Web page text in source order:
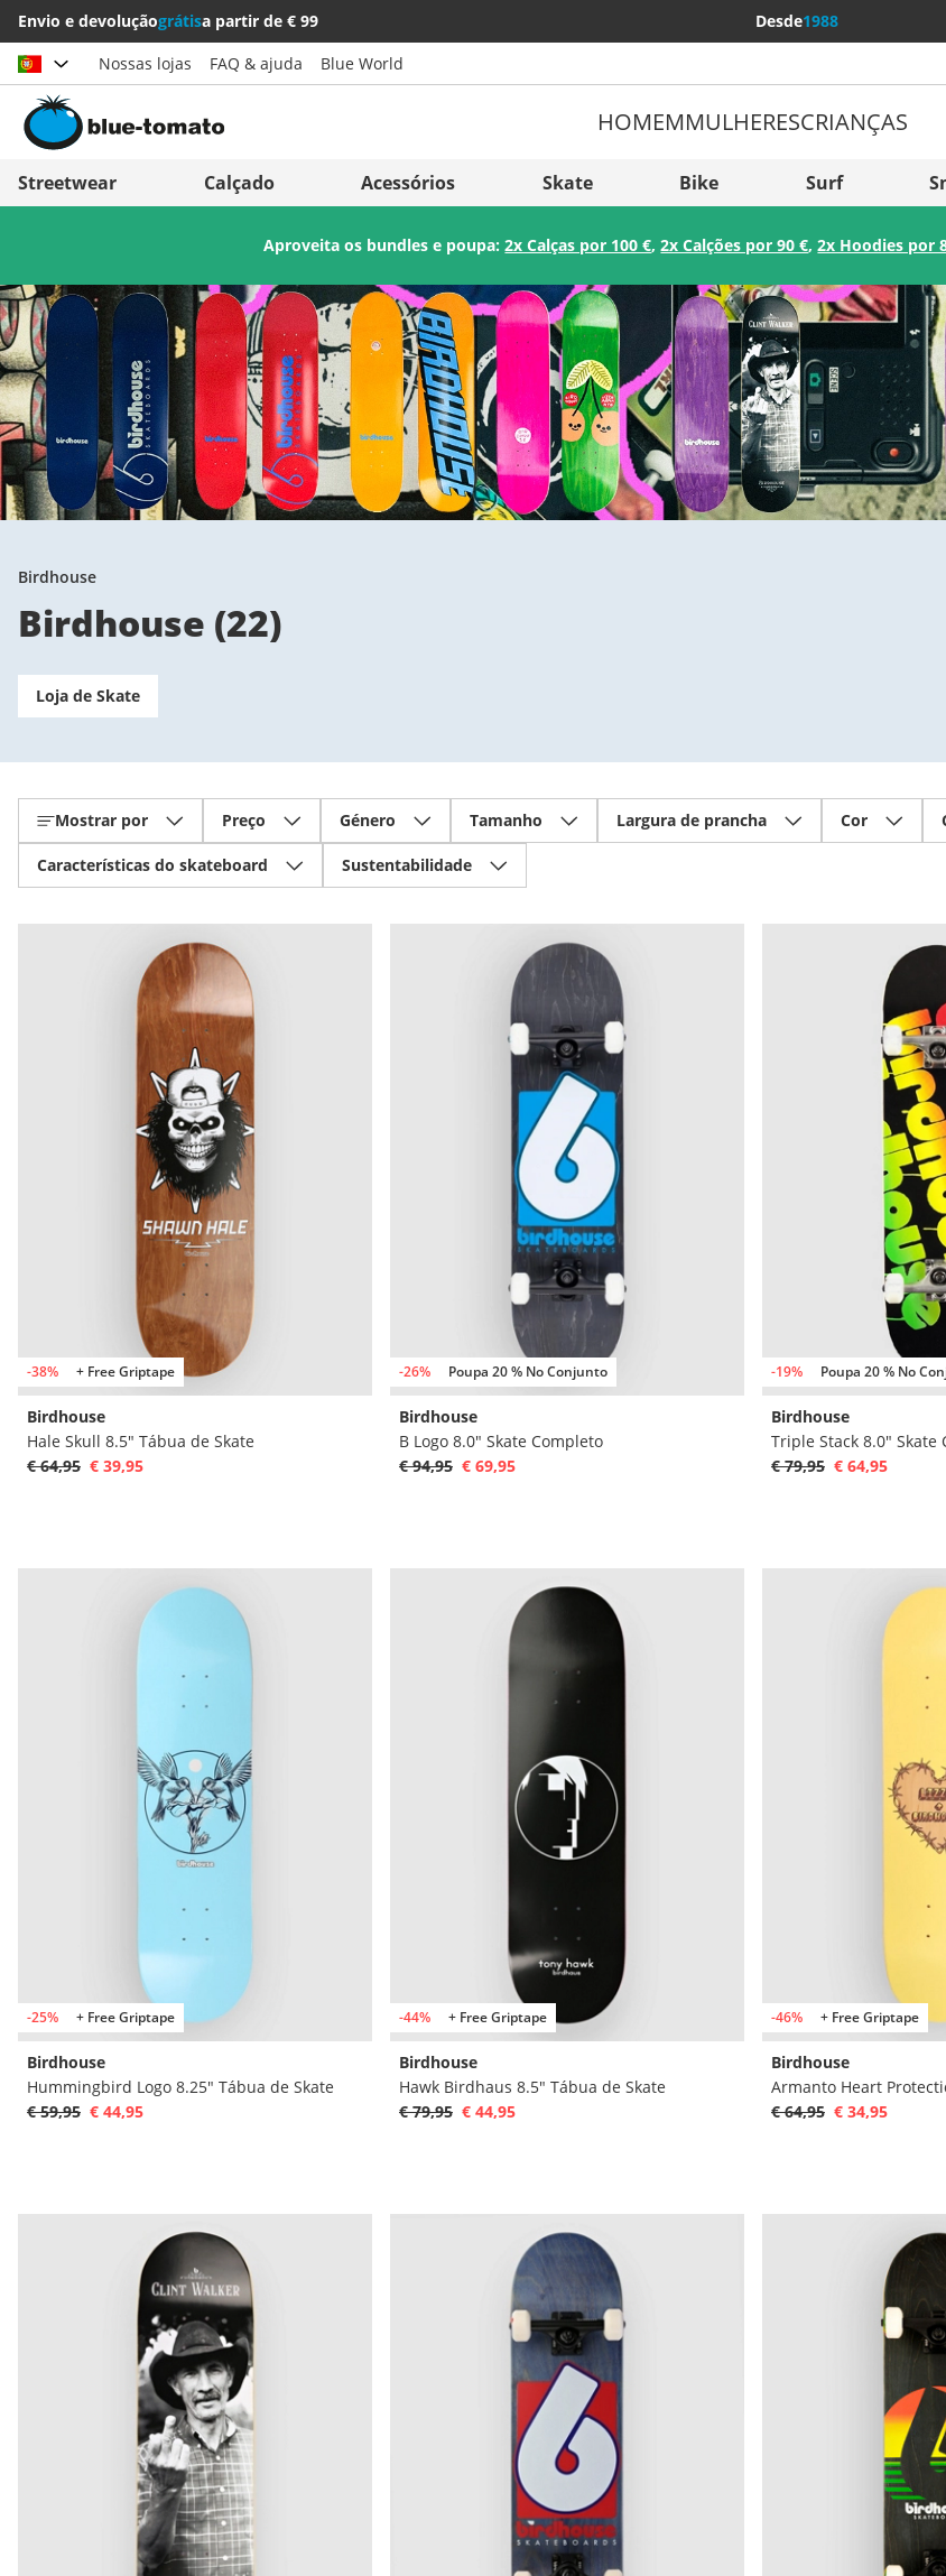
Envio e devoluçãográtisa partir de € 99 Desde1988
Escolher país
Österreich
Suisse (Français)
Svizzera (Italiano)
Italia (Italiano)
Italien (Deutsch)
España
Suomi
United Kingdom
Slovenija
België (Nederlands)
Belgique (Français)
Danmark
Norge
Nossas lojas FAQ & ajuda Blue World
HOMEMMULHERESCRIANÇAS
Streetwear Calçado Acessórios Skate Bike Surf
Aproveita os bundles e poupa:2x Calças por 100 €,2x Calções por 90 €,2x Hoodies por
Birdhouse
Birdhouse (22)
Loja de Skate
Mostrar por Preço Género Tamanho Largura de prancha Cor
Características do skateboard Sustentabilidade
-38% + Free Griptape
Birdhouse
Hale Skull 8.5" Tábua de Skate
€ 64,95 € 39,95
-26% Poupa 20 % No Conjunto
Birdhouse
B Logo 8.0" Skate Completo
€ 94,95 € 69,95
-19% Poupa 20 % No
Birdhouse
Triple Stack 8.0" Skate
€ 79,95 € 64,95
-25% + Free Griptape
Birdhouse
Hummingbird Logo 8.25" Tábua de Skate
€ 59,95 € 44,95
-44% + Free Griptape
Birdhouse
Hawk Birdhaus 8.5" Tábua de Skate
€ 79,95 € 44,95
-46% + Free Griptape
Birdhouse
Armanto Heart
€ 64,95 € 34,95